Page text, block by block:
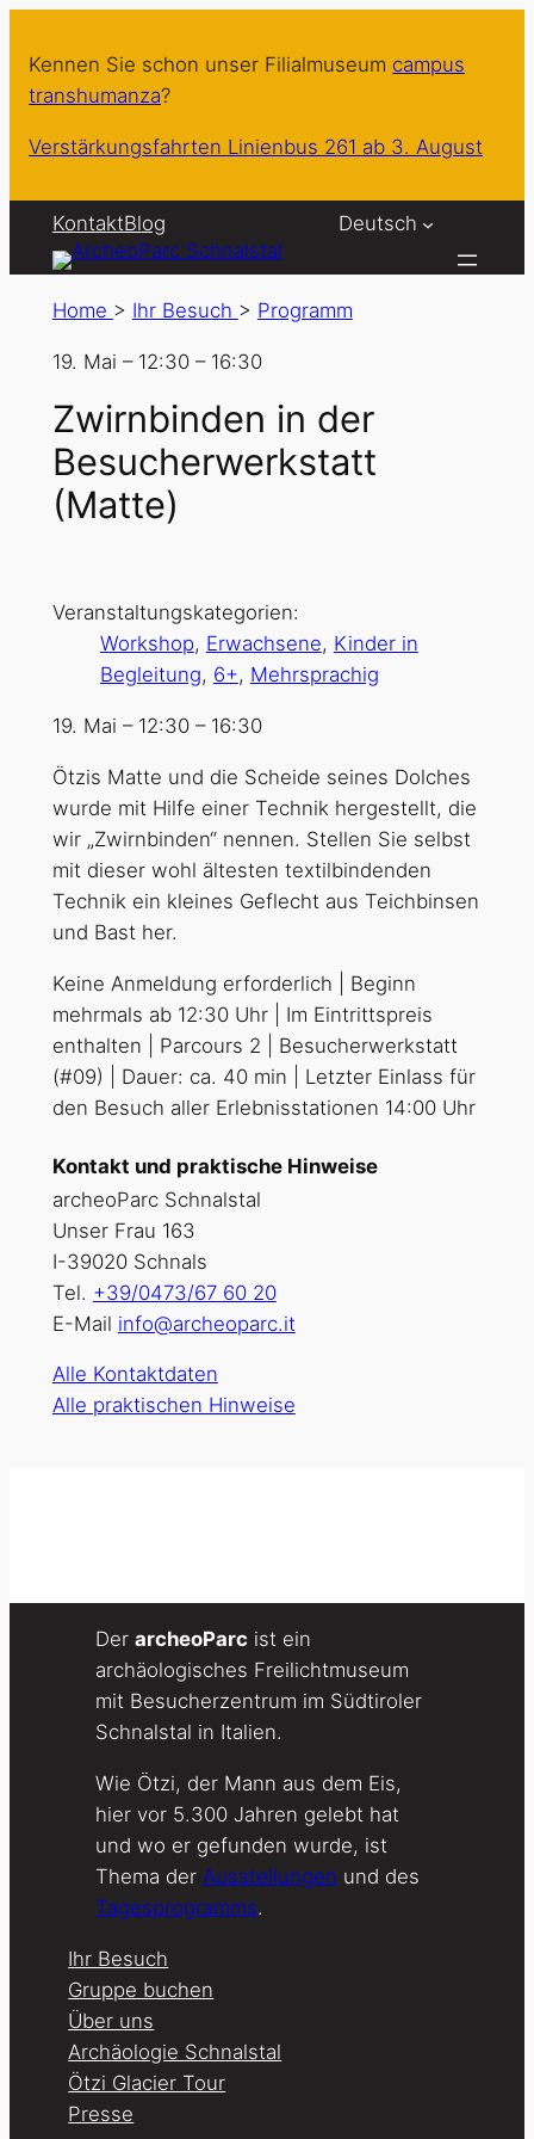
Kennen Sie schon unser Filialmuseum campus
transhumanza?
Verstärkungsfahrten Linienbus 261 ab 3. August
KontaktBlog Deutsch
Home > Ihr Besuch > Programm
19. Mai – 12:30 – 16:30
Zwirnbinden in der
Besucherwerkstatt
(Matte)
Veranstaltungskategorien:
Workshop, Erwachsene, Kinder in
Begleitung, 6+, Mehrsprachig
19. Mai – 12:30 – 16:30
Ötzis Matte und die Scheide seines Dolches
wurde mit Hilfe einer Technik hergestellt, die
wir „Zwirnbinden“ nennen. Stellen Sie selbst
mit dieser wohl ältesten textilbindenden
Technik ein kleines Geflecht aus Teichbinsen
und Bast her.
Keine Anmeldung erforderlich | Beginn
mehrmals ab 12:30 Uhr | Im Eintrittspreis
enthalten | Parcours 2 | Besucherwerkstatt
(#09) | Dauer: ca. 40 min | Letzter Einlass für
den Besuch aller Erlebnisstationen 14:00 Uhr
Kontakt und praktische Hinweise
archeoParc Schnalstal
Unser Frau 163
I-39020 Schnals
Tel. +39/0473/67 60 20
E-Mail info@archeoparc.it
Alle Kontaktdaten
Alle praktischen Hinweise
Der archeoParc ist ein
archäologisches Freilichtmuseum
mit Besucherzentrum im Südtiroler
Schnalstal in Italien.
Wie Ötzi, der Mann aus dem Eis,
hier vor 5.300 Jahren gelebt hat
und wo er gefunden wurde, ist
Thema der Ausstellungen und des
Tagesprogramms.
Ihr Besuch
Gruppe buchen
Über uns
Archäologie Schnalstal
Ötzi Glacier Tour
Presse